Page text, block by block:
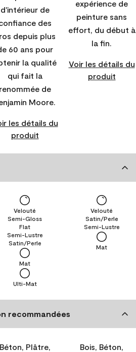
d'intérieur de
des
depuis plus
60 ans pour
la qualité
qui fait la
renommée de
Moore.
les détails du
produit
expérience de
peinture sans
effort, du début à
la fin.
Voir les détails du
produit
Ulti-Mat
Mat
Satin/Perle
Semi-Lustre
Flat
Semi-Gloss
Velouté
Mat
Semi-Lustre
Satin/Perle
Velouté
recommandées
Béton, Plâtre,
Bois, Béton,